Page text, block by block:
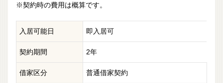
※契約時の費用は概算です。
入居可能日 即入居可
契約期間 2年
借家区分 普通借家契約